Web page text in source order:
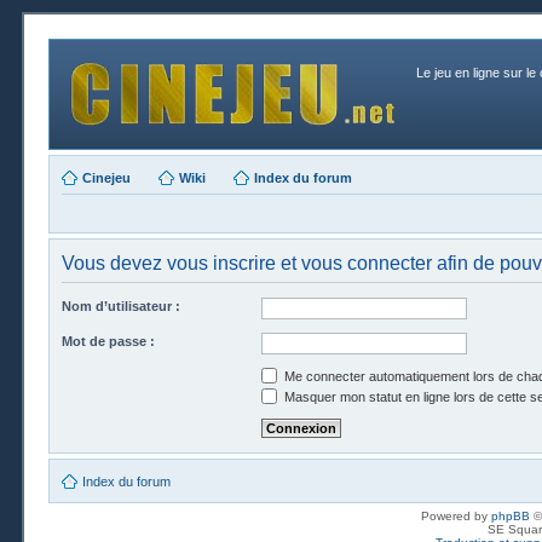
Le jeu en ligne sur le
Cinejeu Wiki Index du forum
Vous devez vous inscrire et vous connecter afin de
Nom d’utilisateur :
Mot de passe :
Me connecter automatiquement lors de
Masquer mon statut en ligne lors de cette
Index du forum
Powered by phpBB
SE